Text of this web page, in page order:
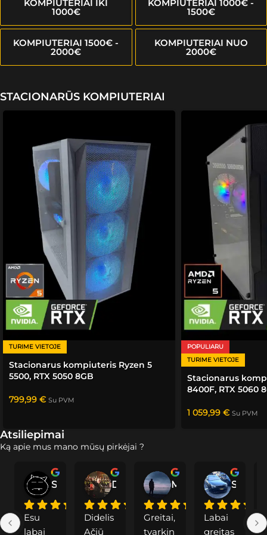
KOMPIUTERIAI IKI
1000€
KOMPIUTERIAI 1000€ -
1500€
KOMPIUTERIAI 1500€ -
2000€
KOMPIUTERIAI NUO
2000€
STACIONARŪS KOMPIUTERIAI
TURIME VIETOJE
Stacionarus kompiuteris Ryzen 5
5500, RTX 5050 8GB
799,99 € Su PVM
POPULIARU
TURIME VIETOJE
Stacionarus
8400F, RTX 5060
1 059,99 € Su PVM
Atsiliepimai
Ką apie mus mano mūsų pirkėjai ?
Esu
labai
Didelis
Ačiū
Greitai,
tvarkin
Labai
greitas